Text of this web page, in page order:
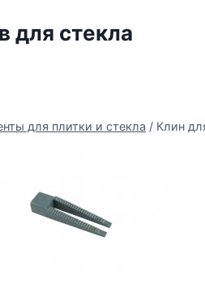
для стекла
для плитки и стекла / Клин